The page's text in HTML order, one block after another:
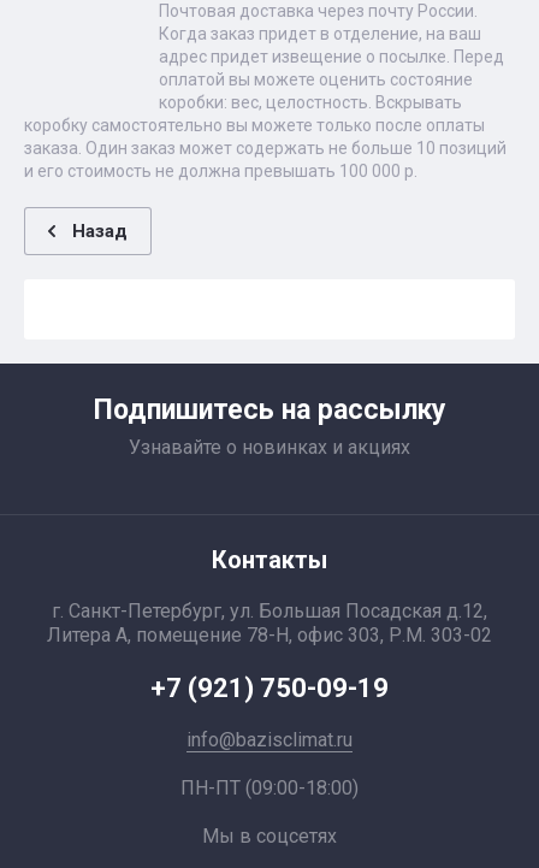
Почтовая доставка через почту России.
Когда заказ придет в отделение, на ваш
адрес придет извещение о посылке. Перед
оплатой вы можете оценить состояние
коробки: вес, целостность. Вскрывать
коробку самостоятельно вы можете только после оплаты
заказа. Один заказ может содержать не больше 10 позиций
и его стоимость не должна превышать 100 000 р.
Назад
Подпишитесь на рассылку
Узнавайте о новинках и акциях
Контакты
г. Санкт-Петербург, ул. Большая Посадская д.12,
Литера А, помещение 78-Н, офис 303, Р.М. 303-02
+7 (921) 750-09-19
info@bazisclimat.ru
ПН-ПТ (09:00-18:00)
Мы в соцсетях